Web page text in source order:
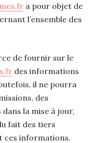
a pour objet de
l’ensemble des
de fournir sur le
des informations
il ne pourra
des
la mise à jour,
fait des tiers
ces informations.